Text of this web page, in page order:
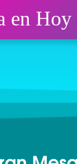
en Hoy